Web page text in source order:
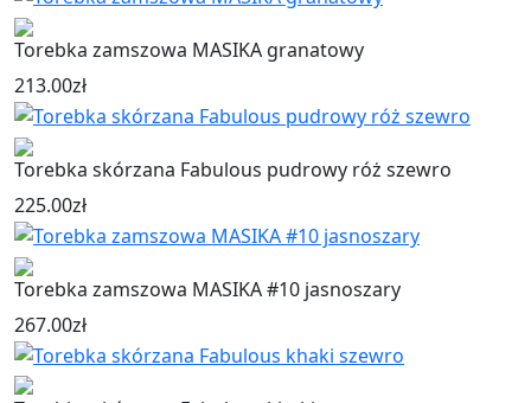
Torebka zamszowa MASIKA granatowy
213.00zł
Torebka skórzana Fabulous pudrowy róż szewro
225.00zł
Torebka zamszowa MASIKA #10 jasnoszary
267.00zł